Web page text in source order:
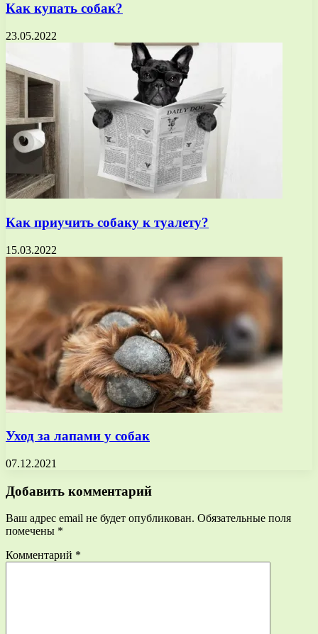
Как купать собак?
23.05.2022
Как приучить собаку к туалету?
15.03.2022
Уход за лапами у собак
07.12.2021
Добавить комментарий
Ваш адрес email не будет опубликован. Обязательные поля
помечены *
Комментарий *